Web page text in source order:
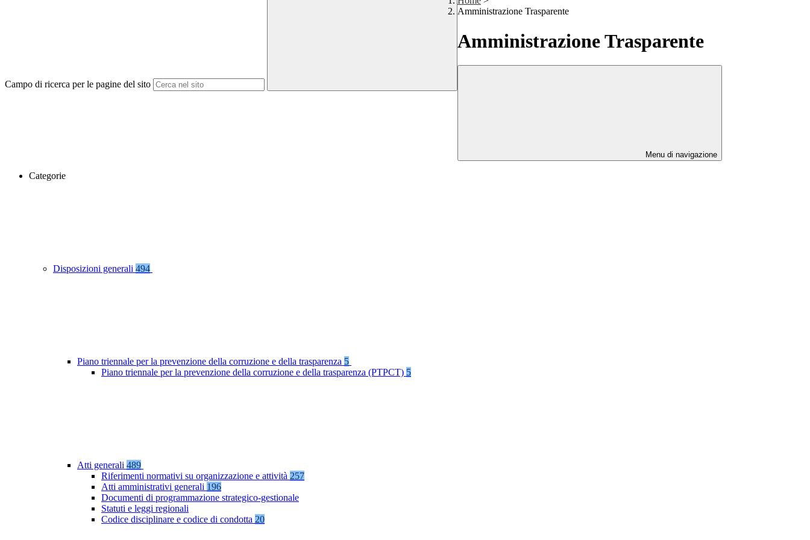
Campo di ricerca per le pagine del sito
Amministrazione Trasparente
Amministrazione Trasparente
Menu di navigazione
Categorie
Disposizioni generali 494
Piano triennale per la prevenzione della corruzione e della trasparenza 5
Piano triennale per la prevenzione della corruzione e della trasparenza (PTPCT) 5
Atti generali 489
Riferimenti normativi su organizzazione e attività 257
Atti amministrativi generali 196
Documenti di programmazione strategico-gestionale
Statuti e leggi regionali
Codice disciplinare e codice di condotta 20